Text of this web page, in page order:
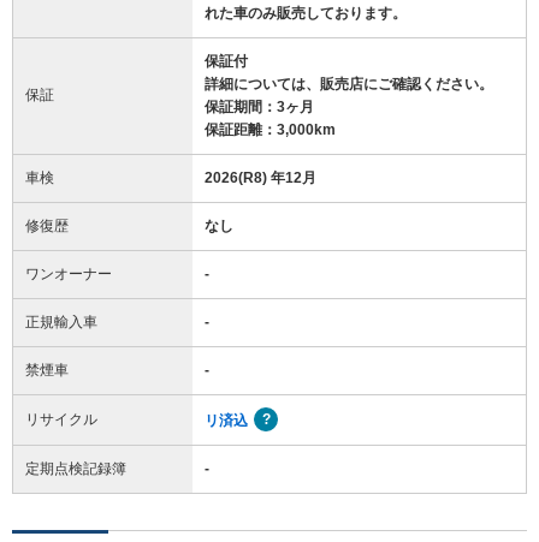
れた車のみ販売しております。
保証
保証付
詳細については、販売店にご確認ください。
保証期間：3ヶ月
保証距離：3,000km
車検 2026(R8) 年12月
修復歴 なし
ワンオーナー -
正規輸入車 -
禁煙車 -
リサイクル リ済込
定期点検記録簿 -